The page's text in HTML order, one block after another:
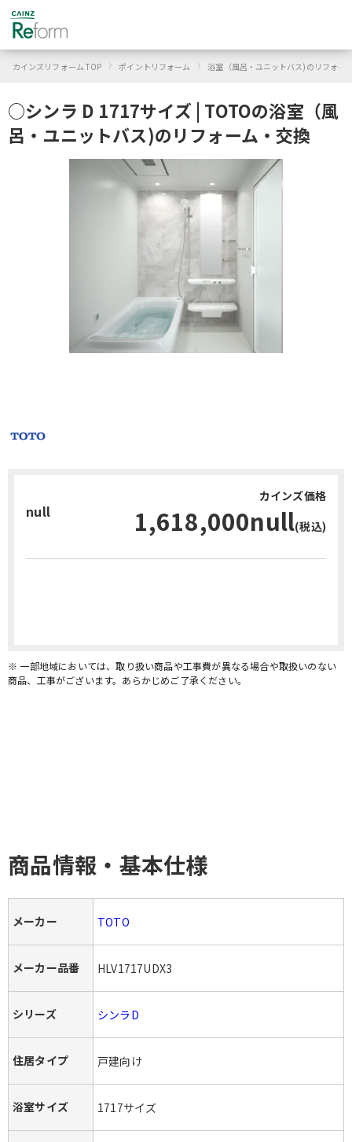
カインズリフォーム TOP › ポイントリフォーム › 浴室（風呂・ユニットバス)のリフォー
○シンラ D 1717サイズ | TOTOの浴室（風
呂・ユニットバス)のリフォーム・交換
null
カインズ価格
1,618,000null(税込)
※ 一部地域においては、取り扱い商品や工事費が異なる場合や取扱いのない
商品、工事がございます。あらかじめご了承ください。
商品情報・基本仕様
メーカー TOTO
メーカー品番 HLV1717UDX3
シリーズ シンラD
住居タイプ 戸建向け
浴室サイズ 1717サイズ